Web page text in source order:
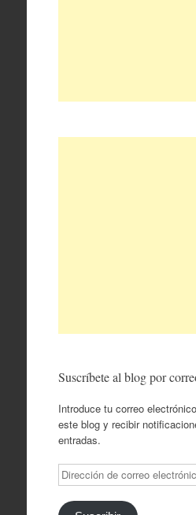
Suscríbete al blog por
Introduce tu correo
este blog y recibir
entradas.
Dirección
de
correo